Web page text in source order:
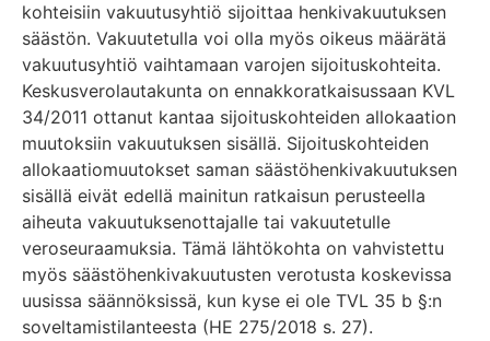
kohteisiin vakuutusyhtiö sijoittaa henkivakuutuksen
säästön. Vakuutetulla voi olla myös oikeus määrätä
vakuutusyhtiö vaihtamaan varojen sijoituskohteita.
Keskusverolautakunta on ennakkoratkaisussaan KVL
34/2011 ottanut kantaa sijoituskohteiden allokaation
muutoksiin vakuutuksen sisällä. Sijoituskohteiden
allokaatiomuutokset saman säästöhenkivakuutuksen
sisällä eivät edellä mainitun ratkaisun perusteella
aiheuta vakuutuksenottajalle tai vakuutetulle
veroseuraamuksia. Tämä lähtökohta on vahvistettu
myös säästöhenkivakuutusten verotusta koskevissa
uusissa säännöksissä, kun kyse ei ole TVL 35 b §:n
soveltamistilanteesta (HE 275/2018 s. 27).